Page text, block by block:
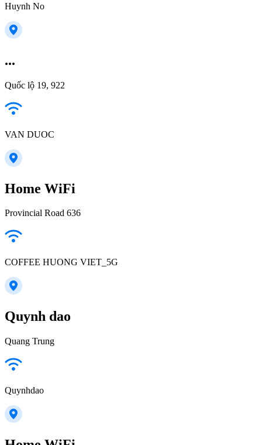
Huynh No
...
Quốc lộ 19, 922
VAN DUOC
Home WiFi
Provincial Road 636
COFFEE HUONG VIET_5G
Quynh dao
Quang Trung
Quynhdao